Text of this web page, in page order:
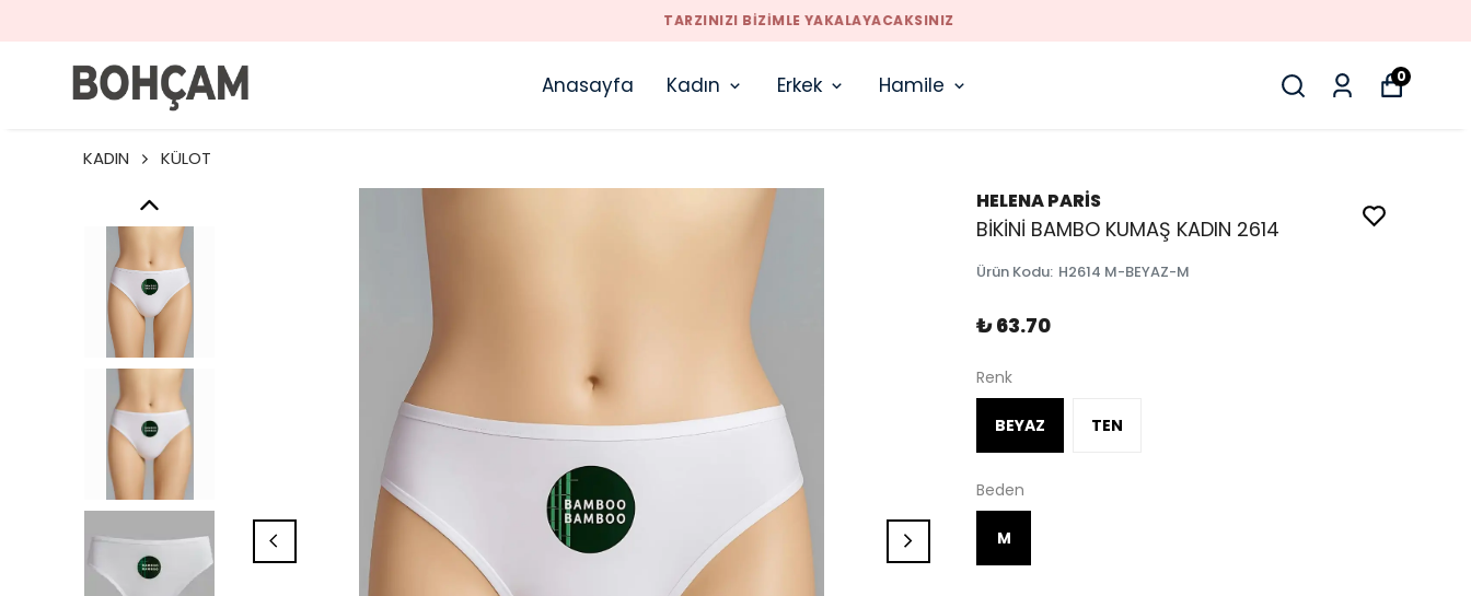
TARZINIZI BIZIMLE YAKALAYACAKSINIZ
Anasayfa Kadın Erkek Hamile 0
KADIN KÜLOT
HELENA PARİS
BİKİNİ BAMBO KUMAŞ KADIN 2614
Ürün Kodu: H2614 M-BEYAZ-M
₺ 63.70
Renk
BEYAZ TEN
Beden
M